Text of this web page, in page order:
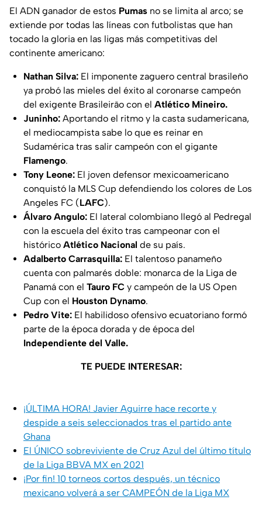
El ADN ganador de estos Pumas no se limita al arco; se
extiende por todas las líneas con futbolistas que han
tocado la gloria en las ligas más competitivas del
continente americano:
Nathan Silva: El imponente zaguero central brasileño
ya probó las mieles del éxito al coronarse campeón
del exigente Brasileirão con el Atlético Mineiro.
Juninho: Aportando el ritmo y la casta sudamericana,
el mediocampista sabe lo que es reinar en
Sudamérica tras salir campeón con el gigante
Flamengo.
Tony Leone: El joven defensor mexicoamericano
conquistó la MLS Cup defendiendo los colores de Los
Angeles FC (LAFC).
Álvaro Angulo: El lateral colombiano llegó al Pedregal
con la escuela del éxito tras campeonar con el
histórico Atlético Nacional de su país.
Adalberto Carrasquilla: El talentoso panameño
cuenta con palmarés doble: monarca de la Liga de
Panamá con el Tauro FC y campeón de la US Open
Cup con el Houston Dynamo.
Pedro Vite: El habilidoso ofensivo ecuatoriano formó
parte de la época dorada y de época del
Independiente del Valle.
TE PUEDE INTERESAR:
¡ÚLTIMA HORA! Javier Aguirre hace recorte y
despide a seis seleccionados tras el partido ante
Ghana
El ÚNICO sobreviviente de Cruz Azul del último título
de la Liga BBVA MX en 2021
¡Por fin! 10 torneos cortos después, un técnico
mexicano volverá a ser CAMPEÓN de la Liga MX